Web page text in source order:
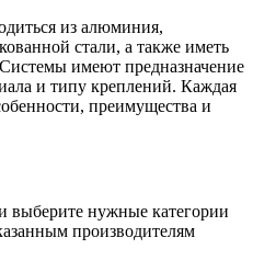
из алюминия,
стали, а также иметь
имеют предназначение
и типу креплений. Каждая
преимущества и
выберите нужные категории
производителям